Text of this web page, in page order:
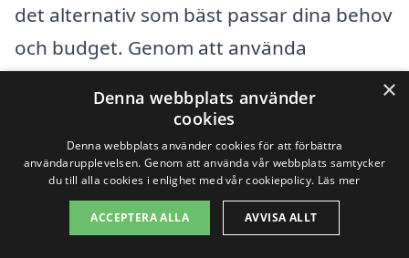
det alternativ som bäst passar dina behov
och budget. Genom att använda
plattformar som vår kan du enkelt och
snabbt få kontakt med lokala städföretag
och få offertar direkt. Detta gör det
enklare att fatta ett informerat beslut.
Kom ihåg att det är viktigt att inte bara
×
Denna webbplats använder
cookies
Denna webbplats använder cookies för att förbättra
användarupplevelsen. Genom att använda vår webbplats samtycker
du till alla cookies i enlighet med vår cookiepolicy. Läs mer
ACCEPTERA ALLA AVVISA ALLT